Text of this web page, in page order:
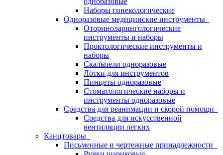
Наборы гинекологические
Одноразовые медицинские инструменты
Оториноларингологические
инструменты и наборы
Проктологические инструменты и
наборы
Скальпели одноразовые
Лотки для инструментов
Пинцеты одноразовые
Стоматологические наборы и
инструменты одноразовые
Средства для реанимации и скорой помощи
Средства для искусственной
вентиляции легких
Канцтовары
Письменные и чертежные принадлежности